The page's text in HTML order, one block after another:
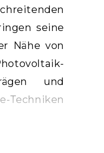
seine
Nähe von
und